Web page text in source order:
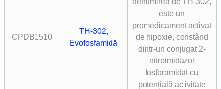
CPDB1510
TH-302;
Evofosfamidă
denumirea de TH-302,
este un
promedicament activat
de hipoxie, constând
dintr-un conjugat 2-
nitroimidazol
fosforamidat cu
potențială activitate